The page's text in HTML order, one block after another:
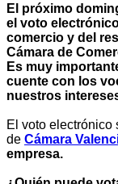
El próximo
el voto
comercio y del
Cámara de
Es muy
cuente con los
nuestros
El voto electrónico
de Cámara
empresa.